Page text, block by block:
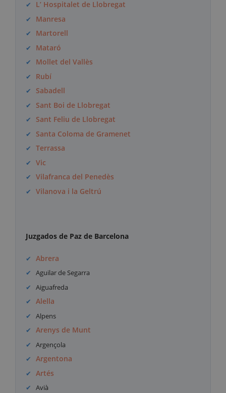
L’ Hospitalet de Llobregat
Manresa
Martorell
Mataró
Mollet del Vallès
Rubí
Sabadell
Sant Boi de Llobregat
Sant Feliu de Llobregat
Santa Coloma de Gramenet
Terrassa
Vic
Vilafranca del Penedès
Vilanova i la Geltrú
Juzgados de Paz de Barcelona
Abrera
Aguilar de Segarra
Aiguafreda
Alella
Alpens
Arenys de Munt
Argençola
Argentona
Artés
Avià